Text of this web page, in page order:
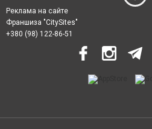
Реклама на сайте
Франшиза "CitySites"
+380 (98) 122-86-51